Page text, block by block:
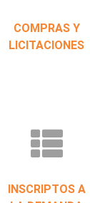
COMPRAS Y
LICITACIONES
INSCRIPTOS A